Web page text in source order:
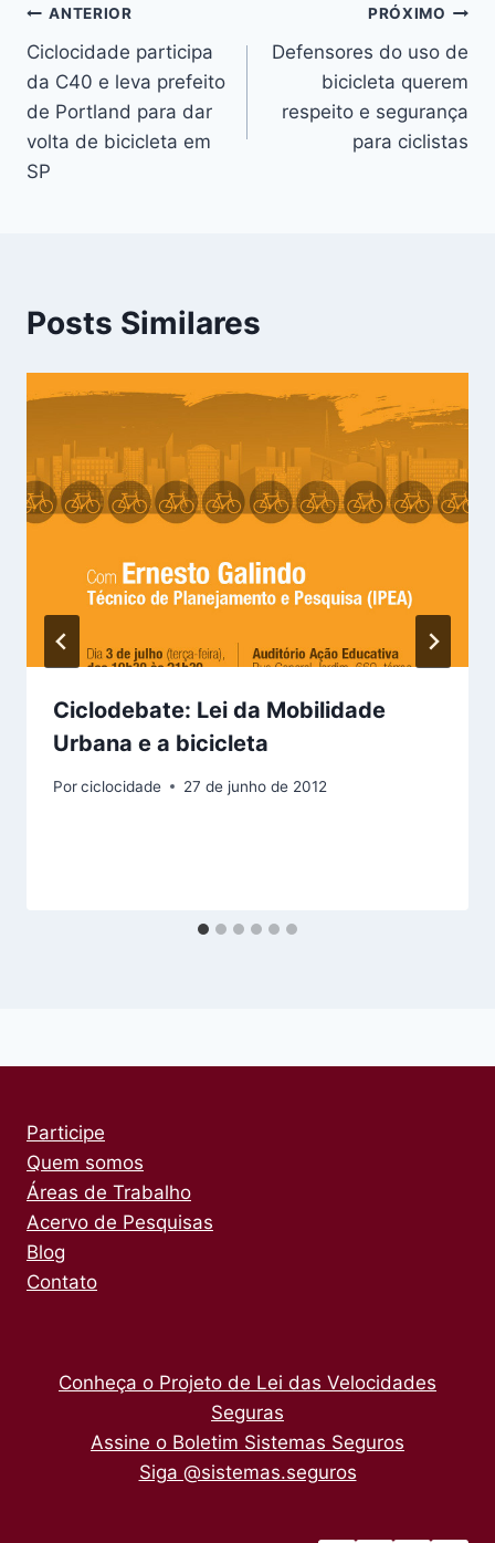
Navegação
de
Post
ANTERIOR
Ciclocidade participa
da C40 e leva prefeito
de Portland para dar
volta de bicicleta em
SP
PRÓXIMO
Defensores do uso de
bicicleta querem
respeito e segurança
para ciclistas
Posts Similares
Ciclodebate: Lei da Mobilidade
Urbana e a bicicleta
Porciclocidade 27 de junho de 2012
Participe
Quem somos
Áreas de Trabalho
Acervo de Pesquisas
Blog
Contato
Conheça o Projeto de Lei das Velocidades
Seguras
Assine o Boletim Sistemas Seguros
Siga @sistemas.seguros